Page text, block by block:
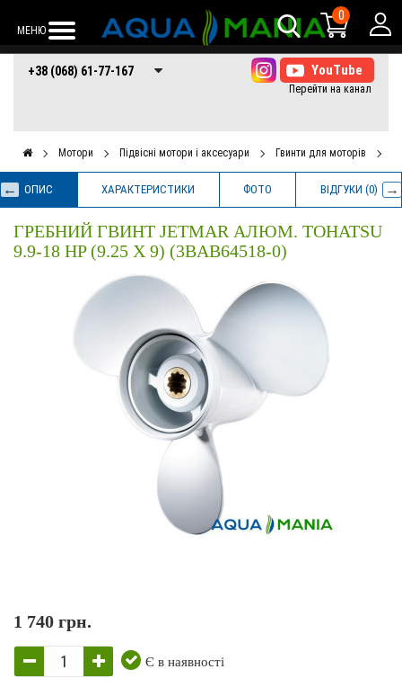
МЕНЮ
0
+38 (068) 61-77-
167
+38 (066) 61-77-+38 (073) 61-77-
167
+38 (068) 61-77-167
Мотори Підвісні мотори і аксесуари Гвинти для моторів
ОПИС ХАРАКТЕРИСТИКИ ФОТО ВІДГУКИ (0)
ГРЕБНИЙ ГВИНТ JETMAR АЛЮМ. TOHATSU
9.9-18 HP (9.25 X 9) (3BAB64518-0)
1 740 грн.
Є в наявності